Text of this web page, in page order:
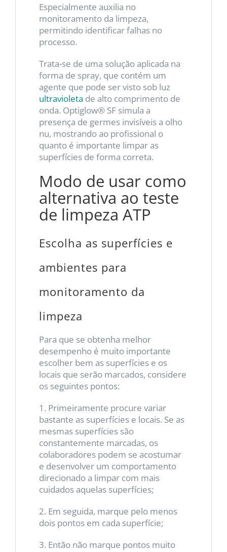
Especialmente auxilia no
monitoramento da limpeza,
permitindo identificar falhas no
processo.
Trata-se de uma solução aplicada na
forma de spray, que contém um
agente que pode ser visto sob luz
ultravioleta de alto comprimento de
onda. Optiglow® SF simula a
presença de germes invisíveis a olho
nu, mostrando ao profissional o
quanto é importante limpar as
superfícies de forma correta.
Modo de usar como
alternativa ao teste
de limpeza ATP
Escolha as superfícies e
ambientes para
monitoramento da
limpeza
Para que se obtenha melhor
desempenho é muito importante
escolher bem as superfícies e os
locais que serão marcados, considere
os seguintes pontos:
1. Primeiramente procure variar
bastante as superfícies e locais. Se as
mesmas superfícies são
constantemente marcadas, os
colaboradores podem se acostumar
e desenvolver um comportamento
direcionado a limpar com mais
cuidados aquelas superfícies;
2. Em seguida, marque pelo menos
dois pontos em cada superfície;
3. Então não marque pontos muito